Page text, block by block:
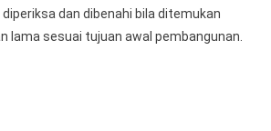
dan dibenahi bila ditemukan
lama sesuai tujuan awal pembangunan.